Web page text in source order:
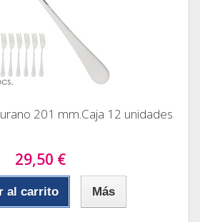
201 mm.Caja 12 unidades
29,50 €
al carrito Más